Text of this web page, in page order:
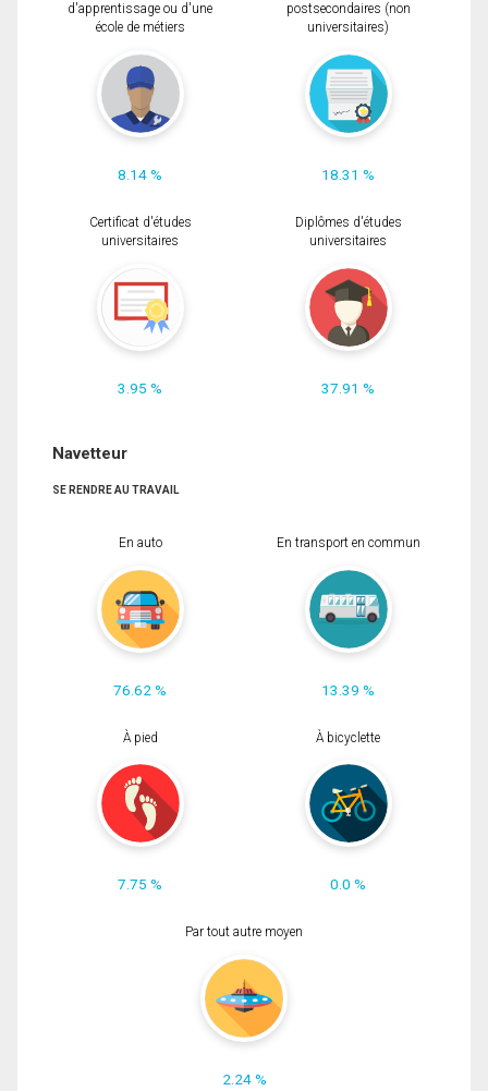
d'apprentissage ou d'une
école de métiers
8.14 %
postsecondaires (non
universitaires)
18.31 %
Certificat d'études
universitaires
3.95 %
Diplômes d'études
universitaires
37.91 %
Navetteur
SE RENDRE AU TRAVAIL
En auto
76.62 %
En transport en commun
13.39 %
À pied
7.75 %
À bicyclette
0.0 %
Par tout autre moyen
2.24 %